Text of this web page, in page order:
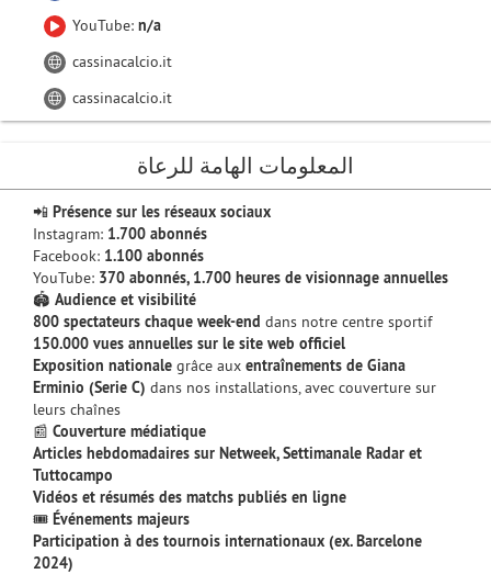
YouTube: n/a
cassinacalcio.it
cassinacalcio.it
المعلومات الهامة للرعاة
📲 Présence sur les réseaux sociaux
Instagram: 1.700 abonnés
Facebook: 1.100 abonnés
YouTube: 370 abonnés, 1.700 heures de visionnage annuelles
🏟 Audience et visibilité
800 spectateurs chaque week-end dans notre centre sportif
150.000 vues annuelles sur le site web officiel
Exposition nationale grâce aux entraînements de Giana
Erminio (Serie C) dans nos installations, avec couverture sur
leurs chaînes
📰 Couverture médiatique
Articles hebdomadaires sur Netweek, Settimanale Radar et
Tuttocampo
Vidéos et résumés des matchs publiés en ligne
🎟 Événements majeurs
Participation à des tournois internationaux (ex. Barcelone
2024)